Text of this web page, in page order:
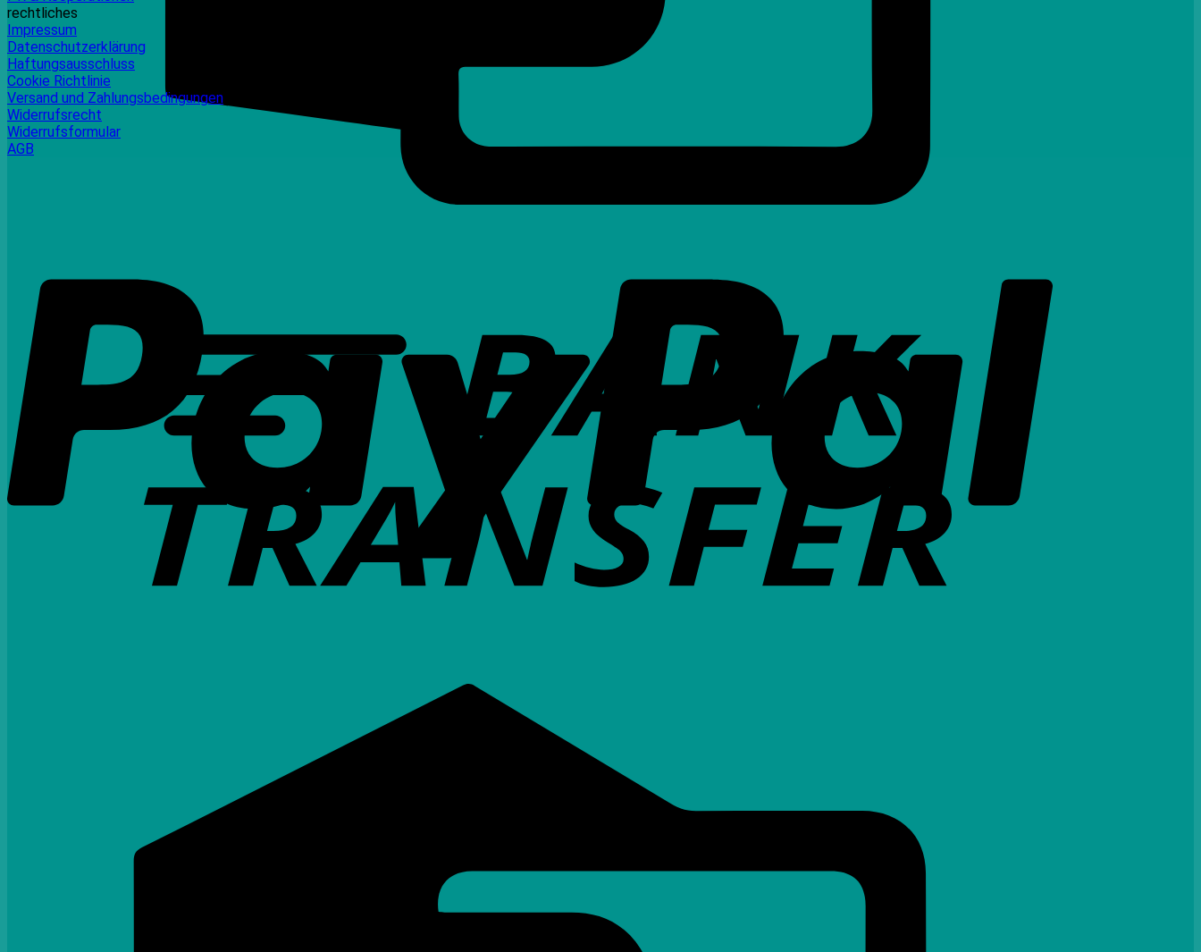
rechtliches
Impressum
Datenschutzerklärung
Haftungsausschluss
Cookie Richtlinie
Versand und Zahlungsbedingungen
Widerrufsrecht
Widerrufsformular
AGB